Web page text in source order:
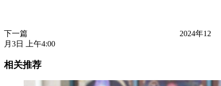
下一篇
2024年12
月3日 上午4:00
相关推荐